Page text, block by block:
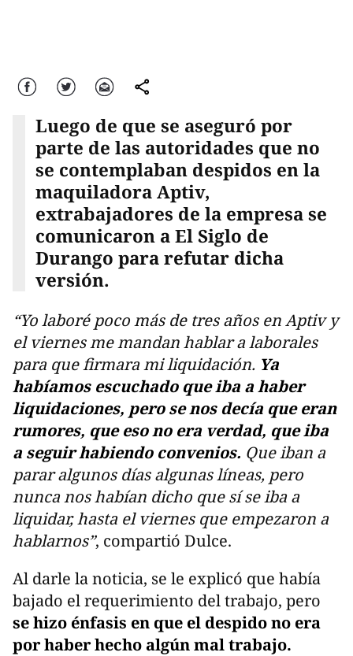
Facebook Twitter Correo comparte
Luego de que se aseguró por
parte de las autoridades que no
se contemplaban despidos en la
maquiladora Aptiv,
extrabajadores de la empresa se
comunicaron a El Siglo de
Durango para refutar dicha
versión.
“Yo laboré poco más de tres años en Aptiv y
el viernes me mandan hablar a laborales
para que firmara mi liquidación. Ya
habíamos escuchado que iba a haber
liquidaciones, pero se nos decía que eran
rumores, que eso no era verdad, que iba
a seguir habiendo convenios. Que iban a
parar algunos días algunas líneas, pero
nunca nos habían dicho que sí se iba a
liquidar, hasta el viernes que empezaron a
hablarnos”, compartió Dulce.
Al darle la noticia, se le explicó que había
bajado el requerimiento del trabajo, pero
se hizo énfasis en que el despido no era
por haber hecho algún mal trabajo.